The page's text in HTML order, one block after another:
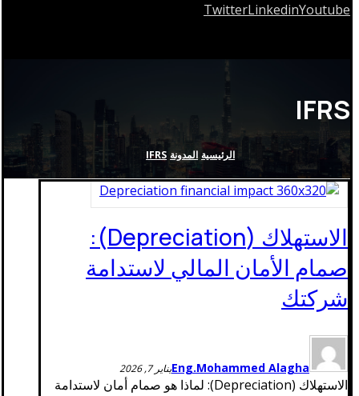
TwitterLinkedinYoutube
IFRS
الرئيسية المدونة IFRS
الاستهلاك (Depreciation):
صمام الأمان المالي لاستدامة
شركتك
Eng.Mohammed Alaghaيناير 7, 2026
الاستهلاك (Depreciation): لماذا هو صمام أمان لاستدامة